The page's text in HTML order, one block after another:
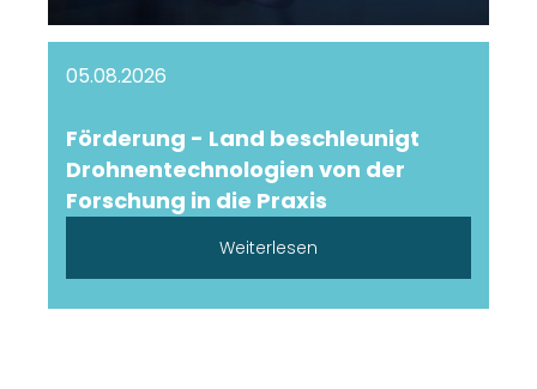
05.08.2026
Förderung - Land beschleunigt
Drohnentechnologien von der
Forschung in die Praxis
Weiterlesen